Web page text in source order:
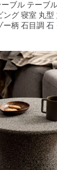
ーブル テーブ
ング 寝室 丸型
ー柄 石目調 石